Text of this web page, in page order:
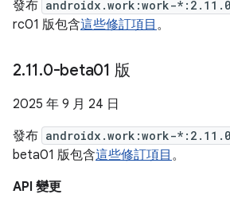
發布 androidx.work:work-
rc01 版包含這些修訂項目 。
2.11.0-beta01 版
2025 年 9 月 24 日
發布 androidx.work:work-
beta01 版包含這些修訂項目 。
API 變更